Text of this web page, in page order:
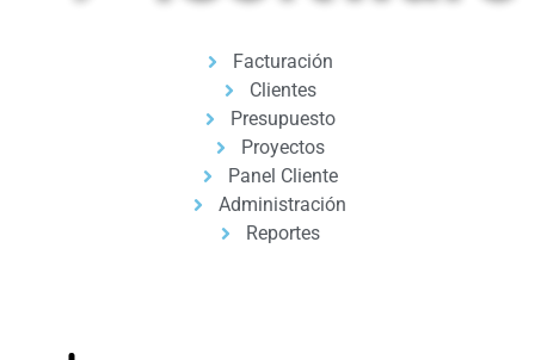
Facturación
Clientes
Presupuesto
Proyectos
Panel Cliente
Administración
Reportes